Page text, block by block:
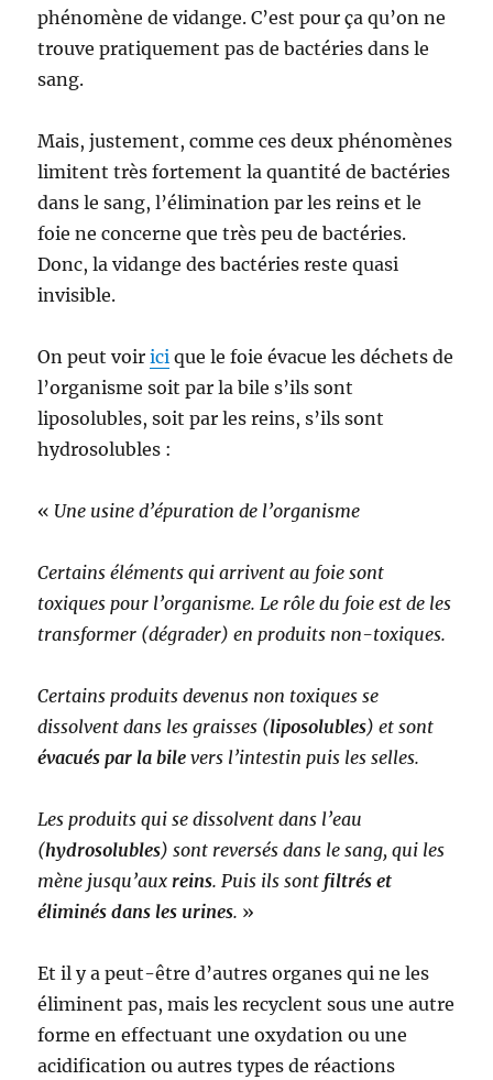
phénomène de vidange. C’est pour ça qu’on ne
trouve pratiquement pas de bactéries dans le
sang.
Mais, justement, comme ces deux phénomènes
limitent très fortement la quantité de bactéries
dans le sang, l’élimination par les reins et le
foie ne concerne que très peu de bactéries.
Donc, la vidange des bactéries reste quasi
invisible.
On peut voirici que le foie évacue les déchets de
l’organisme soit par la bile s’ils sont
liposolubles, soit par les reins, s’ils sont
hydrosolubles :
« Une usine d’épuration de l’organisme
Certains éléments qui arrivent au foie sont
toxiques pour l’organisme. Le rôle du foie est de les
transformer (dégrader) en produits non-toxiques.
Certains produits devenus non toxiques se
dissolvent dans les graisses (liposolubles) et sont
évacués par la bilevers l’intestin puis les selles.
Les produits qui se dissolvent dans l’eau
(hydrosolubles) sont reversés dans le sang, qui les
mène jusqu’auxreins. Puis ils sont filtrés et
éliminés dans les urines. »
Et il y a peut-être d’autres organes qui ne les
éliminent pas, mais les recyclent sous une autre
forme en effectuant une oxydation ou une
acidification ou autres types de réactions